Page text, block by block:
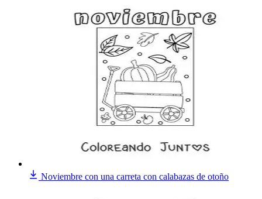
Noviembre con una carreta con calabazas de otoño